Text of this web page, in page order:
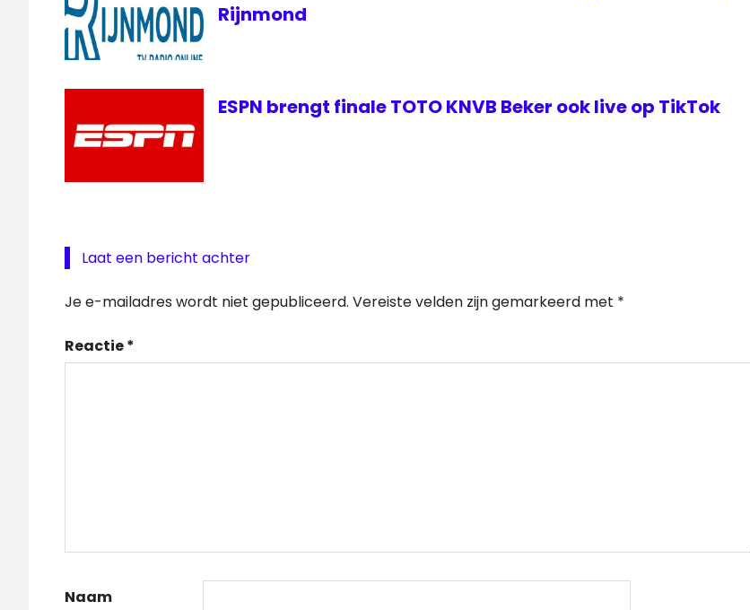
Rijnmond
ESPN brengt finale TOTO KNVB Beker ook live op TikTok
Laat een bericht achter
Je e-mailadres wordt niet gepubliceerd. Vereiste velden zijn gemarkeerd met *
Reactie*
Naam